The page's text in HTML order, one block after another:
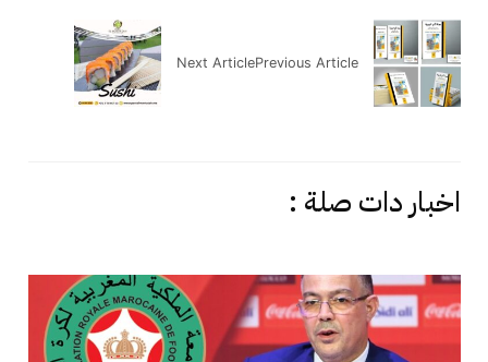
Previous Article
Next Article
اخبار دات صلة :